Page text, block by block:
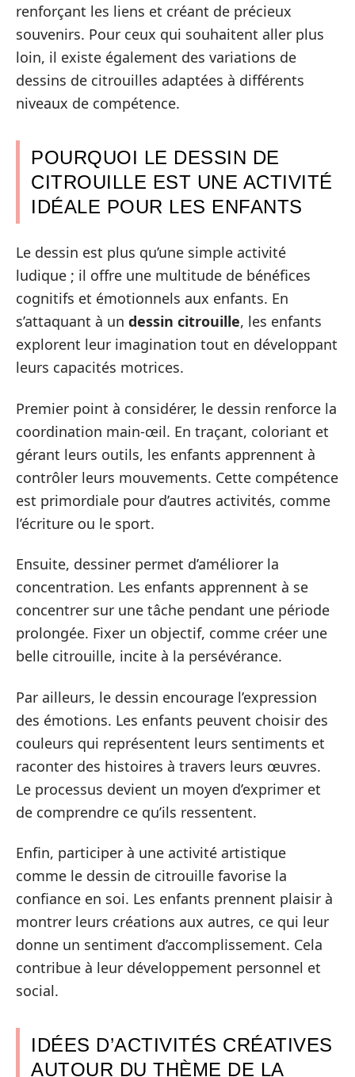
renforçant les liens et créant de précieux
souvenirs. Pour ceux qui souhaitent aller plus
loin, il existe également des variations de
dessins de citrouilles adaptées à différents
niveaux de compétence.
POURQUOI LE DESSIN DE
CITROUILLE EST UNE ACTIVITÉ
IDÉALE POUR LES ENFANTS
Le dessin est plus qu’une simple activité
ludique ; il offre une multitude de bénéfices
cognitifs et émotionnels aux enfants. En
s’attaquant à un dessin citrouille, les enfants
explorent leur imagination tout en développant
leurs capacités motrices.
Premier point à considérer, le dessin renforce la
coordination main-œil. En traçant, coloriant et
gérant leurs outils, les enfants apprennent à
contrôler leurs mouvements. Cette compétence
est primordiale pour d’autres activités, comme
l’écriture ou le sport.
Ensuite, dessiner permet d’améliorer la
concentration. Les enfants apprennent à se
concentrer sur une tâche pendant une période
prolongée. Fixer un objectif, comme créer une
belle citrouille, incite à la persévérance.
Par ailleurs, le dessin encourage l’expression
des émotions. Les enfants peuvent choisir des
couleurs qui représentent leurs sentiments et
raconter des histoires à travers leurs œuvres.
Le processus devient un moyen d’exprimer et
de comprendre ce qu’ils ressentent.
Enfin, participer à une activité artistique
comme le dessin de citrouille favorise la
confiance en soi. Les enfants prennent plaisir à
montrer leurs créations aux autres, ce qui leur
donne un sentiment d’accomplissement. Cela
contribue à leur développement personnel et
social.
IDÉES D’ACTIVITÉS CRÉATIVES
AUTOUR DU THÈME DE LA